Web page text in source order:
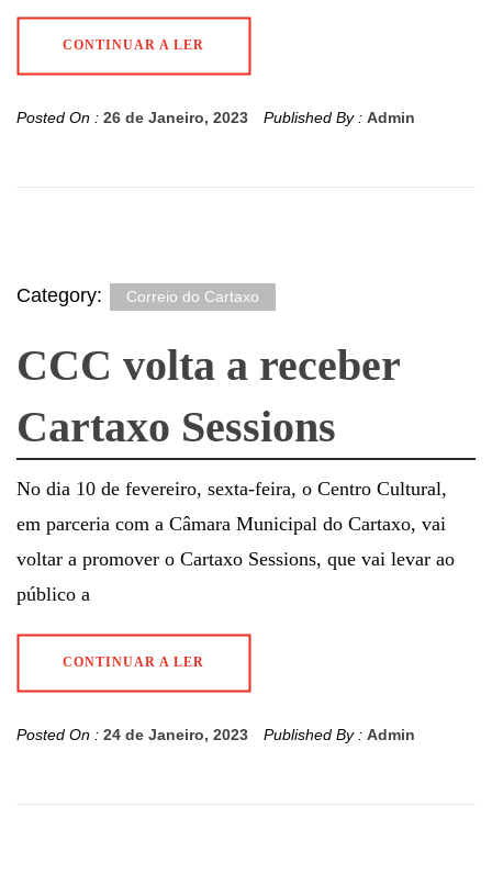
CONTINUAR A LER
Posted On : 26 de Janeiro, 2023 Published By : Admin
Category: Correio do Cartaxo
CCC volta a receber
Cartaxo Sessions
No dia 10 de fevereiro, sexta-feira, o Centro Cultural,
em parceria com a Câmara Municipal do Cartaxo, vai
voltar a promover o Cartaxo Sessions, que vai levar ao
público a
CONTINUAR A LER
Posted On : 24 de Janeiro, 2023 Published By : Admin